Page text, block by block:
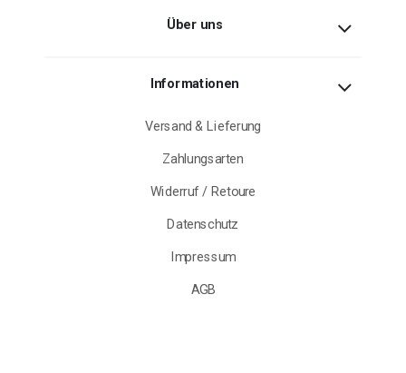
Über uns
Informationen
Versand & Lieferung
Zahlungsarten
Widerruf / Retoure
Datenschutz
Impressum
AGB